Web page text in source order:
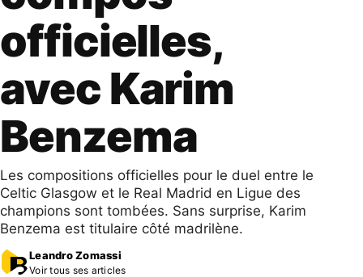
officielles,
avec Karim
Benzema
Les compositions officielles pour le duel entre le
Celtic Glasgow et le Real Madrid en Ligue des
champions sont tombées. Sans surprise, Karim
Benzema est titulaire côté madrilène.
Leandro Zomassi
Voir tous ses articles